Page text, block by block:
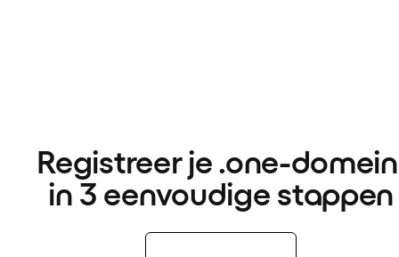
Registreer je .one-domein
in 3 eenvoudige stappen